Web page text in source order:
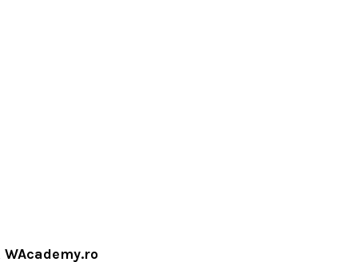
WAcademy.ro